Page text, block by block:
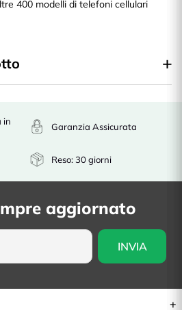
400 modelli di telefoni cellulari
in
Garanzia Assicurata
Reso: 30 giorni
aggiornato